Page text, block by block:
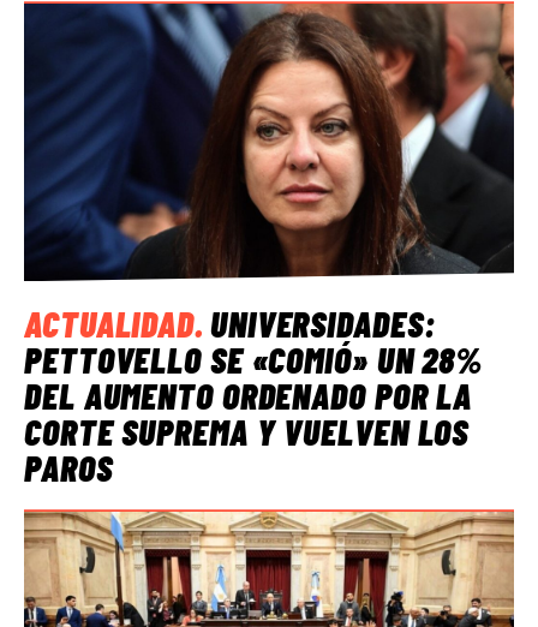
ACTUALIDAD.UNIVERSIDADES:
PETTOVELLO SE «COMIÓ» UN 28%
DEL AUMENTO ORDENADO POR LA
CORTE SUPREMA Y VUELVEN LOS
PAROS